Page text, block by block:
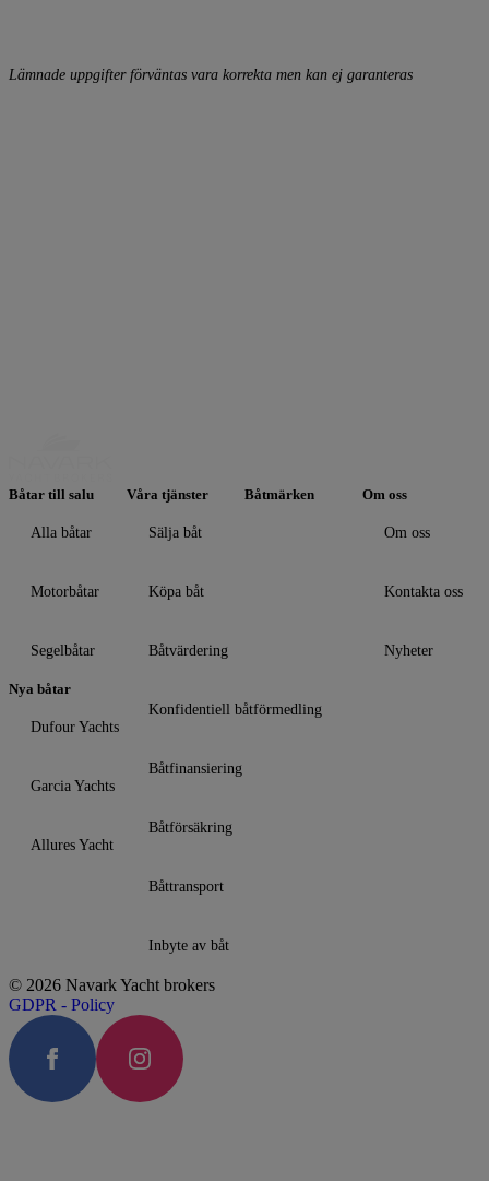
Lämnade uppgifter förväntas vara korrekta men kan ej garanteras
Båtar till salu
Alla båtar
Motorbåtar
Segelbåtar
Nya båtar
Dufour Yachts
Garcia Yachts
Allures Yacht
Våra tjänster
Sälja båt
Köpa båt
Båtvärdering
Konfidentiell båtförmedling
Båtfinansiering
Båtförsäkring
Båttransport
Inbyte av båt
Båtmärken Om oss
Om oss
Kontakta oss
Nyheter
© 2026 Navark Yacht brokers
GDPR - Policy